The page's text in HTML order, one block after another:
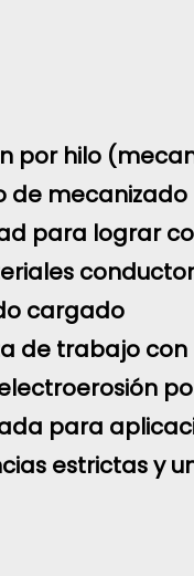
por hilo
de mecanizado
para lograr
cargado
de trabajo con
para
estrictas y